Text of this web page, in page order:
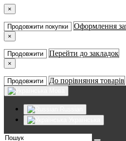
×
Продовжити покупки Оформлення
×
Продовжити Перейти до закладок
×
Продовжити До порівняння товарів